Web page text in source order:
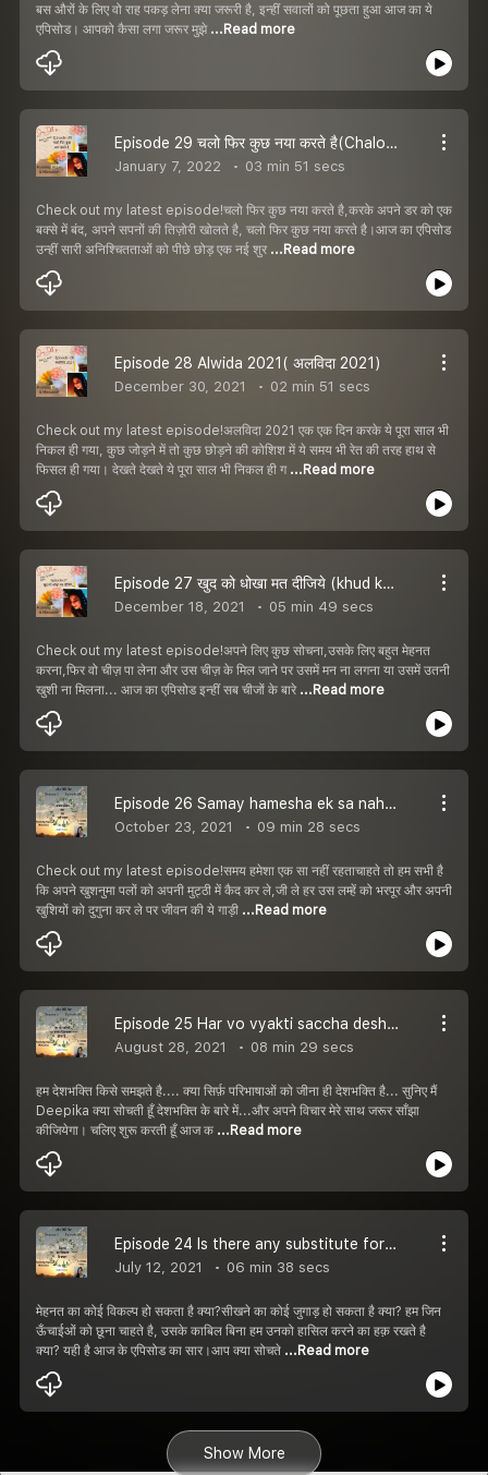
बस औरों के लिए वो राह पकड़ लेना क्या जरूरी है, इन्हीं सवालों को पूछता हुआ आज का ये
एपिसोड। आपको कैसा लगा जरूर मुझे ...Read more
Episode 29 चलो फिर कुछ नया करते है(Chalo Phir Kuch Naya Karte hai)
January 7, 2022 03 min 51 secs
Check out my latest episode!चलो फिर कुछ नया करते है,करके अपने डर को एक
बक्से में बंद, अपने सपनों की तिज़ोरी खोलते है, चलो फिर कुछ नया करते है।आज का एपिसोड
उन्हीं सारी अनिश्चितताओं को पीछे छोड़ एक नई शुर ...Read more
Episode 28 Alwida 2021( अलविदा 2021)
December 30, 2021 02 min 51 secs
Check out my latest episode!अलविदा 2021 एक एक दिन करके ये पूरा साल भी
निकल ही गया, कुछ जोड़ने में तो कुछ छोड़ने की कोशिश में ये समय भी रेत की तरह हाथ से
फिसल ही गया। देखते देखते ये पूरा साल भी निकल ही ग ...Read more
Episode 27 खुद को धोखा मत दीजिये (khud ko dhokha mat dijiye)
December 18, 2021 05 min 49 secs
Check out my latest episode!अपने लिए कुछ सोचना,उसके लिए बहुत मेहनत
करना,फिर वो चीज़ पा लेना और उस चीज़ के मिल जाने पर उसमें मन ना लगना या उसमें उतनी
खुशी ना मिलना... आज का एपिसोड इन्हीं सब चीजों के बारे ...Read more
Episode 26 Samay hamesha ek sa nahi rahta( समय हमेशा एक सा नहीं रहता)
October 23, 2021 09 min 28 secs
Check out my latest episode!समय हमेशा एक सा नहीं रहताचाहते तो हम सभी है
कि अपने खुशनुमा पलों को अपनी मुट्ठी में कैद कर ले,जी ले हर उस लम्हें को भरपूर और अपनी
खुशियों को दुगुना कर ले पर जीवन की ये गाड़ी ...Read more
Episode 25 Har vo vyakti saccha deshbhakth hota hai (हर वो व्यक्ति सच्चा देशभक्त होता है)
August 28, 2021 08 min 29 secs
हम देशभक्ति किसे समझते है.... क्या सिर्फ़ परिभाषाओं को जीना ही देशभक्ति है... सुनिए मैं
Deepika क्या सोचती हूँ देशभक्ति के बारे में...और अपने विचार मेरे साथ जरूर साँझा
कीजियेगा। चलिए शुरू करती हूँ आज क ...Read more
Episode 24 Is there any substitute for hard work?(मेहनत का विकल्प है क्या?)
July 12, 2021 06 min 38 secs
मेहनत का कोई विकल्प हो सकता है क्या?सीखने का कोई जुगाड़ हो सकता है क्या? हम जिन
ऊँचाईओं को छूना चाहते है, उसके काबिल बिना हम उनको हासिल करने का हक़ रखते है
क्या? यही है आज के एपिसोड का सार।आप क्या सोचते ...Read more
Show More